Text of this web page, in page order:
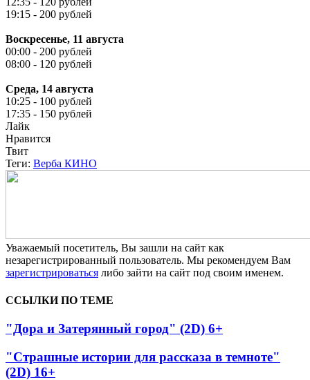
19:15 - 200 рублей
Воскресенье, 11 августа
00:00 - 200 рублей
08:00 - 120 рублей
Среда, 14 августа
10:25 - 100 рублей
17:35 - 150 рублей
Лайк
Нравится
Твит
Теги: Верба КИНО
Уважаемый посетитель, Вы зашли на сайт как
незарегистрированный пользователь. Мы рекомендуем Вам
зарегистрироваться либо зайти на сайт под своим именем.
ССЫЛКИ ПО ТЕМЕ
"Дора и Затерянный город" (2D) 6+
"Страшные истории для рассказа в темноте"
(2D) 16+